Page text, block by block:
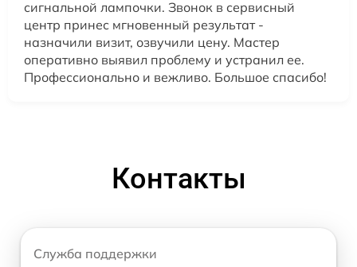
сигнальной лампочки. Звонок в сервисный
центр принес мгновенный результат -
назначили визит, озвучили цену. Мастер
оперативно выявил проблему и устранил ее.
Профессионально и вежливо. Большое спасибо!
Контакты
Служба поддержки